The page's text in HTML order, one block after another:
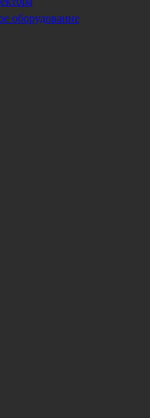
оборудование